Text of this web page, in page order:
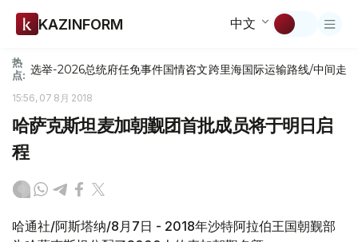
KAZINFORM 中文
热
点: 选举-2026总统府任免事件国情咨文跨里海国际运输路线/中间走廊
15:56, 07 8月 2018
哈萨克斯坦麦加朝觐团首批成员将于明日启
程
哈通社/阿斯塔纳/8月7日 - 2018年沙特阿拉伯王国朝觐部